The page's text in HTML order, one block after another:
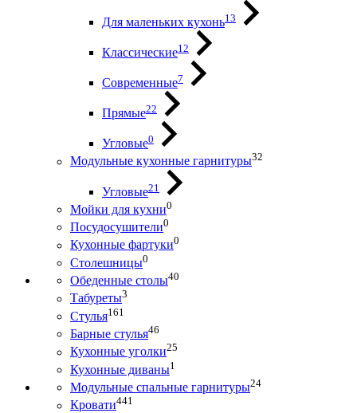
Для маленьких кухонь13
Классические12
Современные7
Прямые22
Угловые0
Модульные кухонные гарнитуры32
Угловые21
Мойки для кухни0
Посудосушители0
Кухонные фартуки0
Столешницы0
Обеденные столы40
Табуреты3
Стулья161
Барные стулья46
Кухонные уголки25
Кухонные диваны1
Модульные спальные гарнитуры24
Кровати441